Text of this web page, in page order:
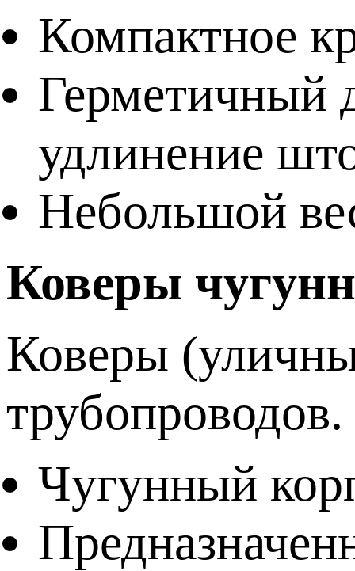
Компактное
Герметичный
удлинение
Небольшой
Коверы
Коверы
трубопроводов.
Чугунный